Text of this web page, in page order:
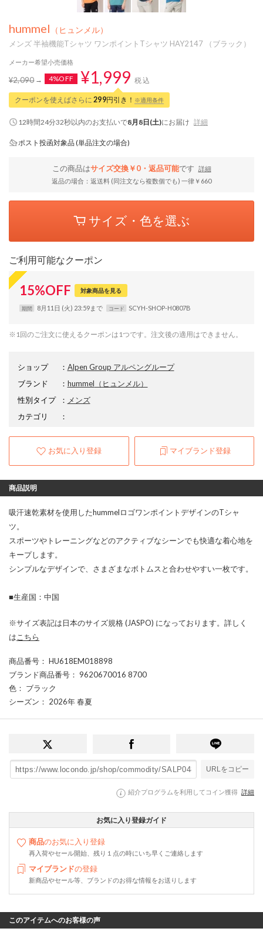
hummel （ヒュンメル）
メンズ 半袖機能Tシャツ ワンポイントTシャツ HAY2147 （ブラック）
メーカー希望小売価格
¥2,090 4%OFF ¥1,999 税込
クーポンを使えばさらに 299円引き！ ※適用条件
12時間24分32秒以内のお支払いで8月8日(土)にお届け 詳細
ポスト投函対象品 (単品注文の場合)
この商品はサイズ交換￥0・返品可能です
詳細
返品の場合：返送料 (同注文なら複数個でも) 一律￥660
サイズ・色を選ぶ
ご利用可能なクーポン
15%OFF 対象商品を見る
期間 8月11日 (火) 23:59まで コード SCYH-SHOP-H0807B
※1回のご注文に使えるクーポンは1つです。注文後の適用はできません。
ショップ ： Alpen Group アルペングループ
ブランド
： hummel （ヒュンメル）
性別タイプ
： メンズ
カテゴリ
：
お気に入り登録 マイブランド登録
商品説明
吸汗速乾素材を使用したhummelロゴワンポイントデザインのTシャ
ツ。
スポーツやトレーニングなどのアクティブなシーンでも快適な着心地を
キープします。
シンプルなデザインで、さまざまなボトムスと合わせやすい一枚です。
■生産国：中国
※サイズ表記は日本のサイズ規格 (JASPO) になっております。詳しく
は こちら
商品番号 ： HU618EM018898
ブランド商品番号 ： 9620670016 8700
色 ： ブラック
シーズン ： 2026年 春夏
URLをコピー
紹介プログラムを利用してコイン獲得 詳細
お気に入り登録ガイド
商品のお気に入り登録
再入荷やセール開始、残り１点の時にいち早くご連絡します
マイブランドの登録
新商品やセール等、ブランドのお得な情報をお送りします
このアイテムへのお客様の声